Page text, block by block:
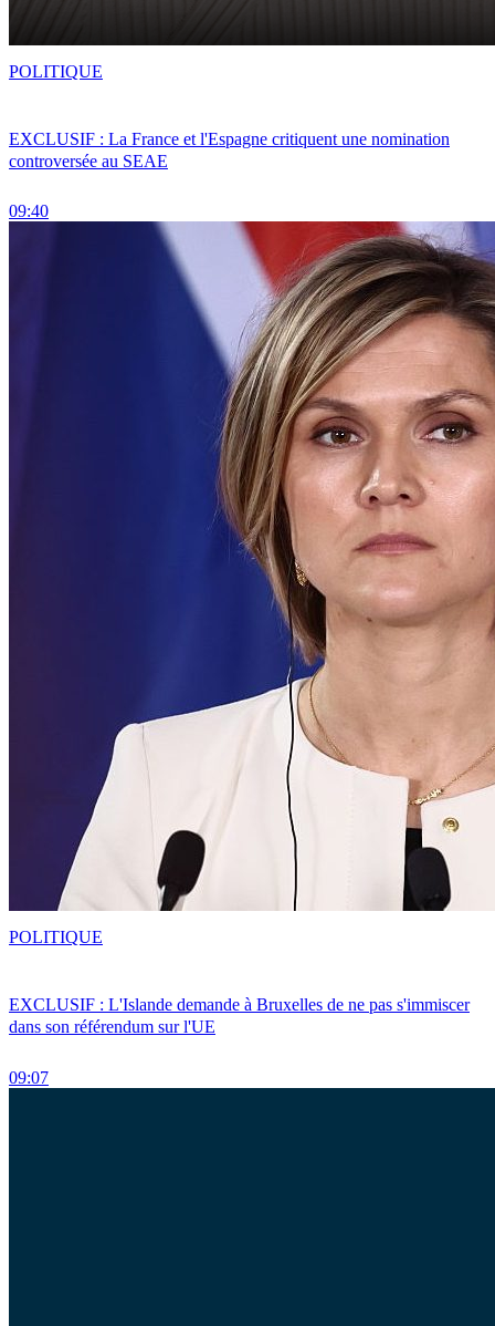
EXCLUSIF : La France et l'Espagne critiquent une nomination
controversée au SEAE
09:40
POLITIQUE
EXCLUSIF : L'Islande demande à Bruxelles de ne pas s'immiscer
dans son référendum sur l'UE
09:07
POLITIQUE